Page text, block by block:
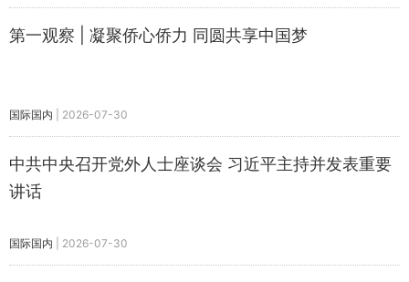
第一观察 | 凝聚侨心侨力 同圆共享中国梦
国际国内 2026-07-30
中共中央召开党外人士座谈会 习近平主持并发表重要
讲话
国际国内 2026-07-30